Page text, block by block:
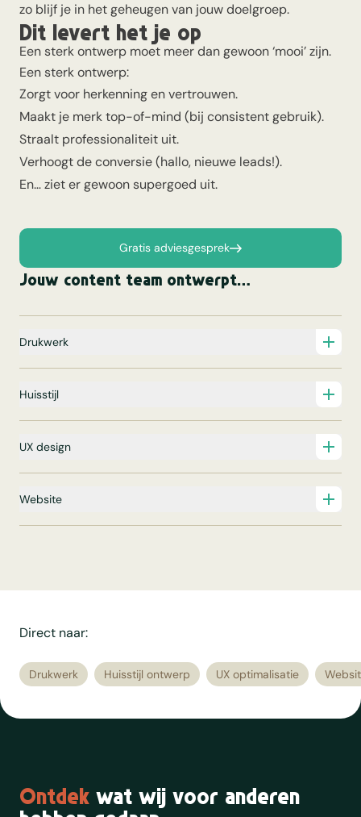
zo blijf je in het geheugen van jouw doelgroep.
Dit levert het je op
Een sterk ontwerp moet meer dan gewoon ‘mooi’ zijn.
Een sterk ontwerp:
Zorgt voor herkenning en vertrouwen.
Maakt je merk top-of-mind (bij consistent gebruik).
Straalt professionaliteit uit.
Verhoogt de conversie (hallo, nieuwe leads!).
En… ziet er gewoon supergoed uit.
Gratis adviesgesprek
Jouw content team ontwerpt…
Drukwerk
Huisstijl
UX design
Website
Direct naar:
Drukwerk Huisstijl ontwerp UX optimalisatie
Ontdek wat wij voor anderen